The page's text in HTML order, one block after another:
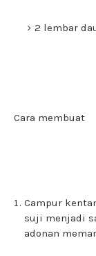
2 lembar
Cara membuat
Campur
suji menjadi
adonan